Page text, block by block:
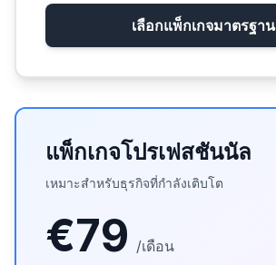
เลือกแพ็กเกจมาตรฐาน
แพ็กเกจโปรเฟสชันนัล
เหมาะสำหรับธุรกิจที่กำลังเติบโต
€79 /เดือน